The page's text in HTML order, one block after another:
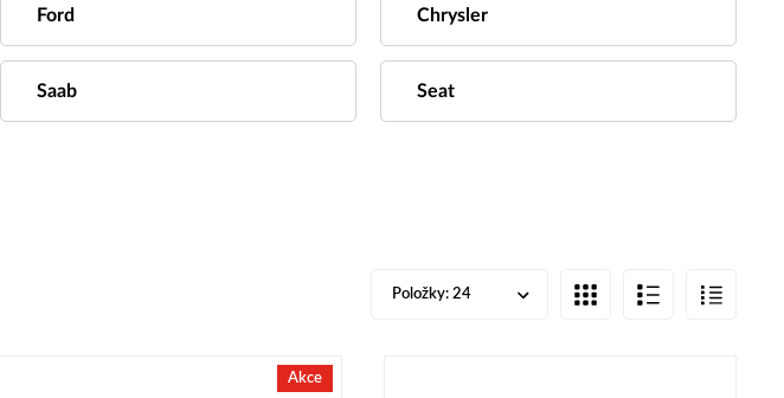
Ford Chrysler
Saab Seat
Položky: 24
Akce